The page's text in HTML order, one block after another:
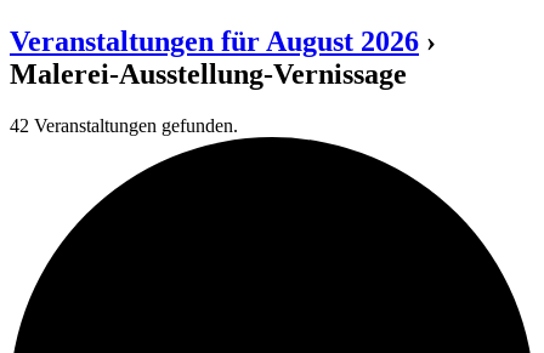
Veranstaltungen für August 2026 ›
Malerei-Ausstellung-Vernissage
42 Veranstaltungen gefunden.